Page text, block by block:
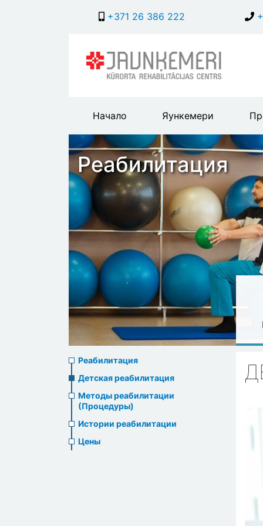
+371 26 386 222
Main
header
menu
Начало Яункемери
Реабилитация
Rehabilitation
menu
Реабилитация
Детская реабилитация
Методы реабилитации
(Процедуры)
Истории реабилитации
Цены